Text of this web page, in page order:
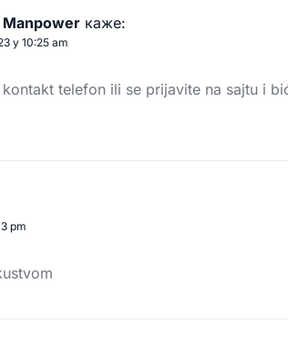
каже:
у 10:25 am
kontakt telefon ili se prijavite na sajtu i
pm